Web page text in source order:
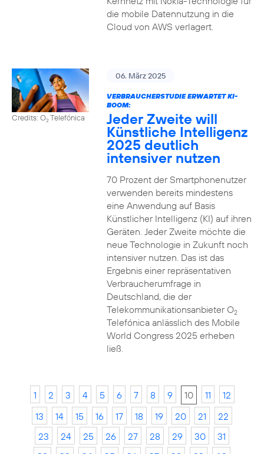
die mobile Datennutzung in die
Cloud von AWS verlagert.
Credits: O2Telefónica
06. März 2025
VERBRAUCHERSTUDIE ERWARTET KI-
BOOM:
Jeder Zweite will
Künstliche Intelligenz
2025 deutlich
intensiver nutzen
70 Prozent der Smartphonenutzer
verwenden bereits mindestens
eine Anwendung auf Basis
Künstlicher Intelligenz (KI) auf ihren
Geräten. Jeder Zweite möchte die
neue Technologie in Zukunft noch
intensiver nutzen. Das ist das
Ergebnis einer repräsentativen
Verbraucherumfrage in
Deutschland, die der
Telekommunikationsanbieter O2
Telefónica anlässlich des Mobile
World Congress 2025 erheben
ließ.
1 2 3 4 5 6 7 8 9 10 11
12
13
14 15 16 17 18 19 20 21
22
23
24 25 26 27 28 29 30
31